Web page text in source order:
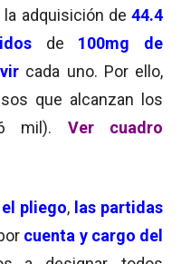
adquisición de 44.4
de 100mg de
cada uno. Por ello,
que alcanzan los
mil). Ver cuadro
el pliego, las partidas
cuenta y cargo del